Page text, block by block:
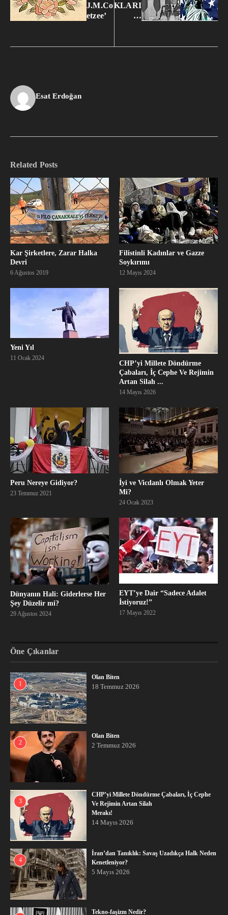
J.M.Co
etzee’
KLARI
…
Esat Erdoğan
Related Posts
Kar Şirketlere, Zarar Halka
Devri
6 Ağustos 2019
Filistinli Kadınlar ve Gazze
Soykırımı
12 Mayıs 2024
Yeni Yıl
11 Ocak 2024
CHP’yi Millete Döndürme
Çabaları, İç Cephe Ve Rejimin
Artan Silah ...
14 Mayıs 2026
Peru Nereye Gidiyor?
23 Temmuz 2021
İyi ve Vicdanlı Olmak Yeter
Mi?
24 Ocak 2023
Dünyanın Hali: Giderlerse Her
Şey Düzelir mi?
29 Ağustos 2024
EYT’ye Dair “Sadece Adalet
İstiyoruz!”
17 Mayıs 2022
Öne Çıkanlar
1
Olan Biten
18 Temmuz 2026
2
Olan Biten
2 Temmuz 2026
3
CHP’yi Millete Döndürme Çabaları, İç Cephe
Ve Rejimin Artan Silah
Merakı!
14 Mayıs 2026
4
İran’dan Tanıklık: Savaş Uzadıkça Halk Neden
Kenetleniyor?
5 Mayıs 2026
Tekno-faşizm Nedir?